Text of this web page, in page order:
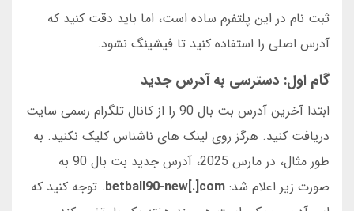
ثبت نام در این پلتفرم ساده است، اما باید دقت کنید که
آدرس اصلی را استفاده کنید تا فیشینگ نشود.
گام اول: دسترسی به آدرس جدید
ابتدا آخرین آدرس بت بال 90 را از کانال تلگرام رسمی سایت
دریافت کنید. هرگز روی لینک های ناشناس کلیک نکنید. به
طور مثال، در مارس 2025، آدرس جدید بت بال 90 به
صورت زیر اعلام شد: betball90-new[.]com. توجه کنید که